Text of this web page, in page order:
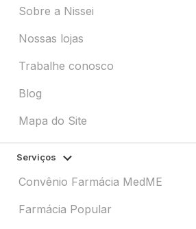
Sobre a Nissei
Nossas lojas
Trabalhe conosco
Blog
Mapa do Site
Serviços
Convênio Farmácia MedME
Farmácia Popular